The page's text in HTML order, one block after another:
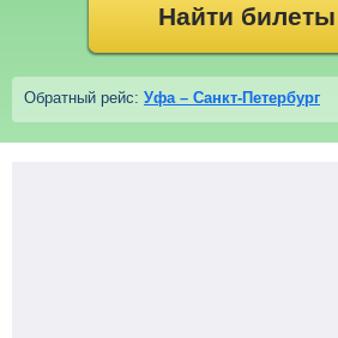
Найти билеты
Обратный рейс: Уфа – Санкт-Петербург